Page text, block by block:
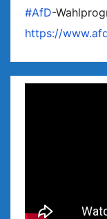
#AfD-
https://